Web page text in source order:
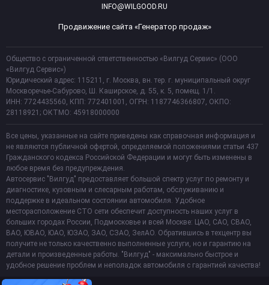
INFO@WILGOOD.RU
Продвижение сайта «Генератор продаж»
Общество с ограниченной ответственностью «Вилгуд Сервис» (ООО
«Вилгуд Сервис»)
Юридический адрес: 115211, г. Москва, вн. тер. г. муниципальный округ
Москворечье-Сабурово, Ш. Каширское, д. 55, к. 5, помещ. 1/1.
ИНН: 7724435560, КПП: 772401001, ОГРН: 1187746366807, ОКПО:
28118921; ОКТМО: 45918000000
Все цены, указанные на сайте приведены как справочная информация и
не являются публичной офертой, определяемой положениями статьи 437
Гражданского кодекса Российской Федерации и могут быть изменены в
любое время без предупреждения.
Автосервис "Вилгуд" предоставляет большой спектр услуг по ремонту и
диагностике, кузовным и слесарным работам, обслуживанию и
поддержке в идеальном состоянии автомобиля. Удобное
месторасположение СТО сети обеспечит доступность наших услуг в
больших городах России, Подмосковье и всей Москве: ЦАО, САО, СВАО,
ВАО, ЮВАО, ЮАО, ЮЗАО, ЗАО, СЗАО, ЗелАО. Обратившись в техцентр вы
получите не только качественно выполненные услуги, но и гарантию на
детали и произведенные работы. "Вилгуд" - максимально быстрое и
удобное решение проблем и неполадок автомобиля с гарантией качества!